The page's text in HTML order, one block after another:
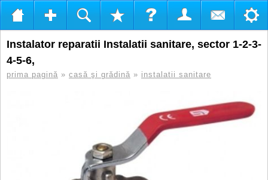
Instalator reparatii Instalatii sanitare, sector 1-2-3-
4-5-6,
prima pagină » casă şi grădină » instalatii sanitare